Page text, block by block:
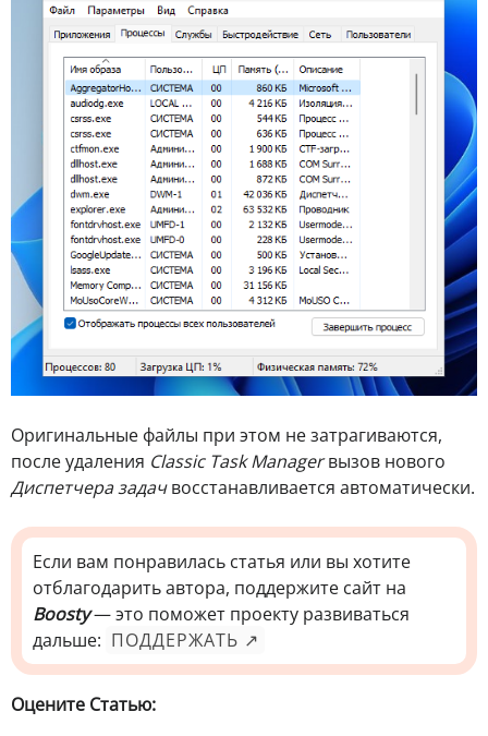
Оригинальные файлы при этом не затрагиваются,
после удаления Classic Task Managerвызов нового
Диспетчера задачвосстанавливается автоматически.
Если вам понравилась статья или вы хотите
отблагодарить автора, поддержите сайт на
Boosty— это поможет проекту развиваться
дальше: ПОДДЕРЖАТЬ ↗
Оцените Статью: